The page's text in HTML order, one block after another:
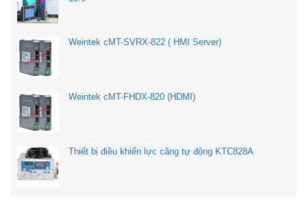
Weintek cMT-SVRX-822 ( HMI Server)
Weintek cMT-FHDX-820 (HDMI)
Thiết bị điều khiển lực căng tự động KTC828A